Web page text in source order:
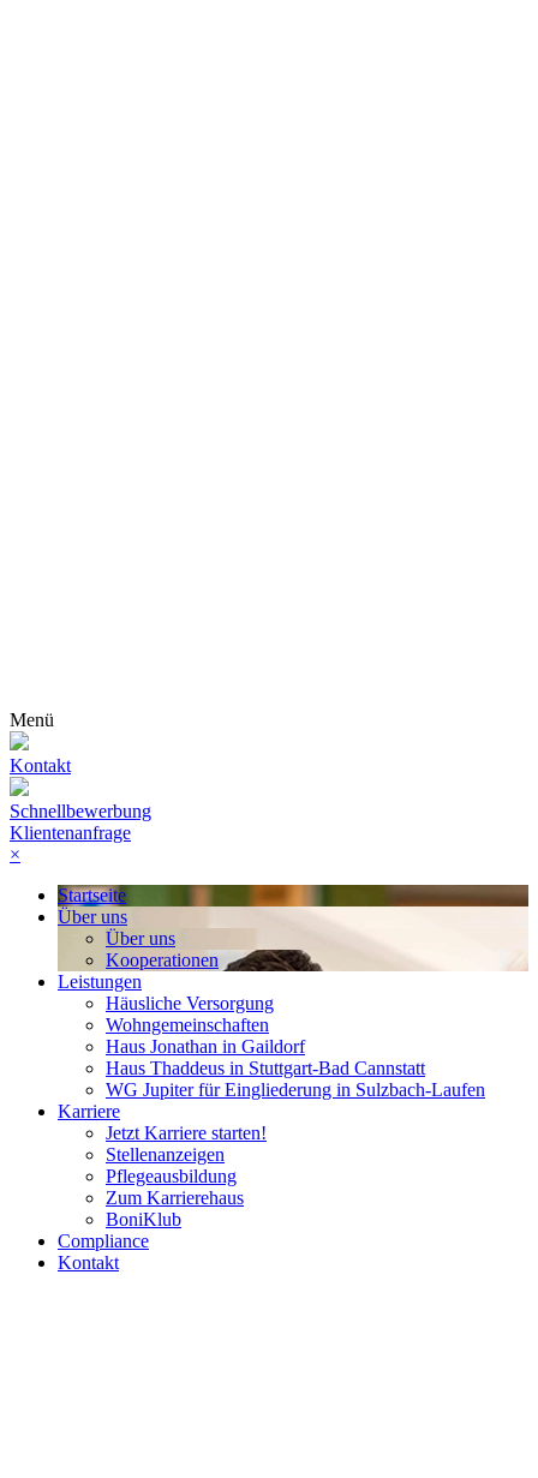
Menü
Kontakt
Schnellbewerbung
Klientenanfrage
×
Startseite
Über uns
Über uns
Kooperationen
Leistungen
Häusliche Versorgung
Wohngemeinschaften
Haus Jonathan in Gaildorf
Haus Thaddeus in Stuttgart-Bad Cannstatt
WG Jupiter für Eingliederung in Sulzbach-Laufen
Karriere
Jetzt Karriere starten!
Stellenanzeigen
Pflegeausbildung
Zum Karrierehaus
BoniKlub
Compliance
Kontakt